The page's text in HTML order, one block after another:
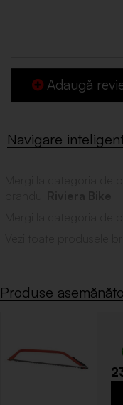
Adaugă
Produse